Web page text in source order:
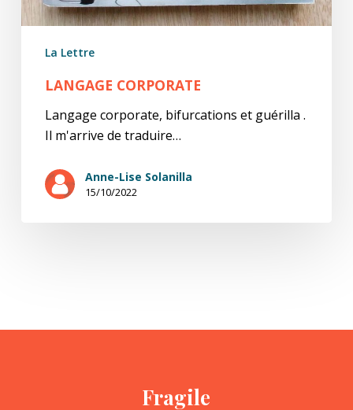
La Lettre
LANGAGE CORPORATE
Langage corporate, bifurcations et guérilla .
Il m'arrive de traduire…
Anne-Lise Solanilla
15/10/2022
Fragile